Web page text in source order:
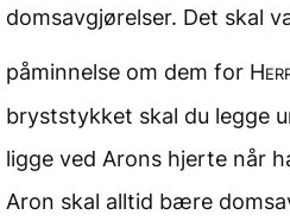
domsavgjørelser. Det skal
påminnelse om dem for
bryststykket skal du legge
ligge ved Arons hjerte når
Aron skal alltid bære